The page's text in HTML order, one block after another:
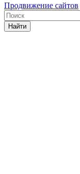
Продвижение сайтов
Найти